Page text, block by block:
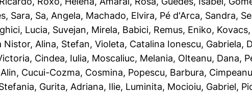
Sara, Sa, Angela, Machado, Elvira, Pé d'Arca, Sandra,
Lucia, Suvejan, Mirela, Babici, Remus, Eniko, Kovacs,
Nistor, Alina, Stefan, Violeta, Catalina Ionescu, Gabriela,
, Cindea, Iulia, Moscaliuc, Melania, Olteanu, Dana,
, Cucui-Cozma, Cosmina, Popescu, Barbura,
, Gurita, Adriana, Ilie, Luminita, Mocioiu, Gabriel,